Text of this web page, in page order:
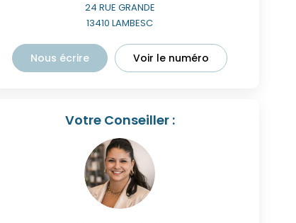
24 RUE GRANDE
13410LAMBESC
Nous écrire Voir le numéro
Votre Conseiller :